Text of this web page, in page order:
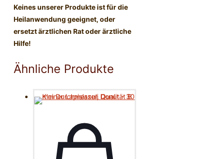
Keines unserer Produkte ist für die
Heilanwendung geeignet, oder
ersetzt ärztlichen Rat oder ärztliche
Hilfe!
Ähnliche Produkte